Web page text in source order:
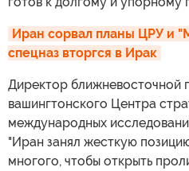
Иран сорвал планы ЦРУ и
спецназ вторгся в Ирак
Директор ближневосточной
вашингтонского Центра
международных
"Иран занял жесткую
многого, чтобы открыть